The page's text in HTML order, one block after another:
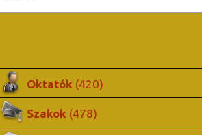
Oktatók (420)
Szakok (478)